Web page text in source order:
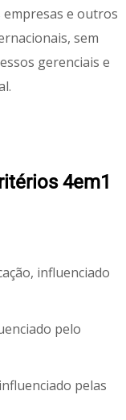
e outros
sem
gerenciais e
4em1
influenciado
pelo
pelas